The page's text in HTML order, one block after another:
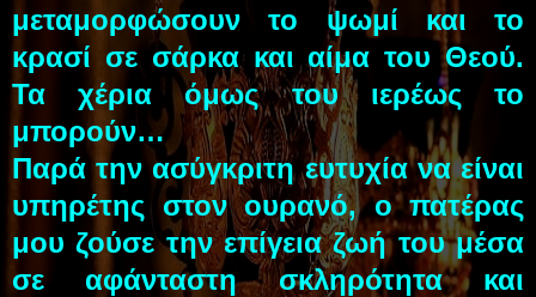
μεταμορφώσουν το ψωμί και το
κρασί σε σάρκα και αίμα του Θεού.
Τα χέρια όμως του ιερέως το
μπορούν…
Παρά την ασύγκριτη ευτυχία να είναι
υπηρέτης στον ουρανό, ο πατέρας
μου ζούσε την επίγεια ζωή του μέσα
σε αφάνταστη σκληρότητα και